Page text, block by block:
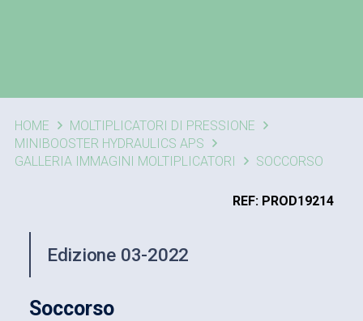
HOME
MOLTIPLICATORI DI PRESSIONE
MINIBOOSTER HYDRAULICS APS
GALLERIA IMMAGINI MOLTIPLICATORI
SOCCORSO
Edizione 03-2022
REF: PROD19214
Soccorso